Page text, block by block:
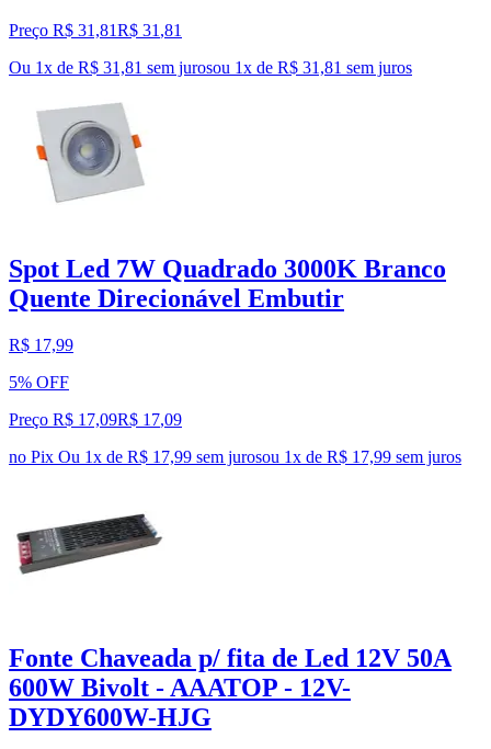
Preço R$ 31,81R$ 31,81
Ou 1x de R$ 31,81 sem jurosou 1x de R$ 31,81 sem juros
Spot Led 7W Quadrado 3000K Branco
Quente Direcionável Embutir
R$ 17,99
5% OFF
Preço R$ 17,09R$ 17,09
no Pix Ou 1x de R$ 17,99 sem jurosou 1x de R$ 17,99 sem juros
Fonte Chaveada p/ fita de Led 12V 50A
600W Bivolt - AAATOP - 12V-
DYDY600W-HJG